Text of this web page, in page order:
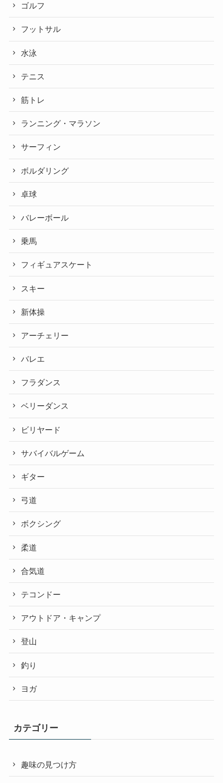
ゴルフ
フットサル
水泳
テニス
筋トレ
ランニング・マラソン
サーフィン
ボルダリング
卓球
バレーボール
乗馬
フィギュアスケート
スキー
新体操
アーチェリー
バレエ
フラダンス
ベリーダンス
ビリヤード
サバイバルゲーム
ギター
弓道
ボクシング
柔道
合気道
テコンドー
アウトドア・キャンプ
登山
釣り
ヨガ
カテゴリー
趣味の見つけ方